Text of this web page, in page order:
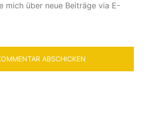
mich über neue Beiträge via E-